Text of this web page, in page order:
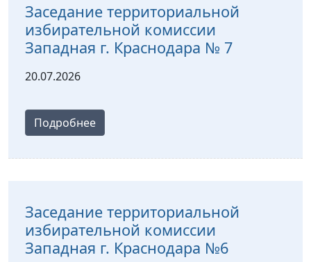
Заседание территориальной
избирательной комиссии
Западная г. Краснодара № 7
20.07.2026
Подробнее
Заседание территориальной
избирательной комиссии
Западная г. Краснодара №6